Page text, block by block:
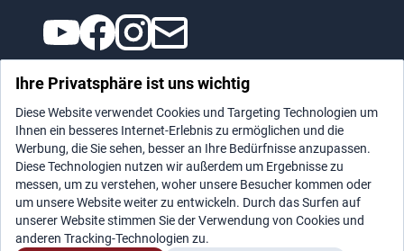
Impressum Datenschutz
Ihre Privatsphäre ist uns wichtig
Diese Website verwendet Cookies und Targeting Technologien um
Ihnen ein besseres Internet-Erlebnis zu ermöglichen und die
Werbung, die Sie sehen, besser an Ihre Bedürfnisse anzupassen.
Diese Technologien nutzen wir außerdem um Ergebnisse zu
messen, um zu verstehen, woher unsere Besucher kommen oder
um unsere Website weiter zu entwickeln. Durch das Surfen auf
unserer Website stimmen Sie der Verwendung von Cookies und
anderen Tracking-Technologien zu.